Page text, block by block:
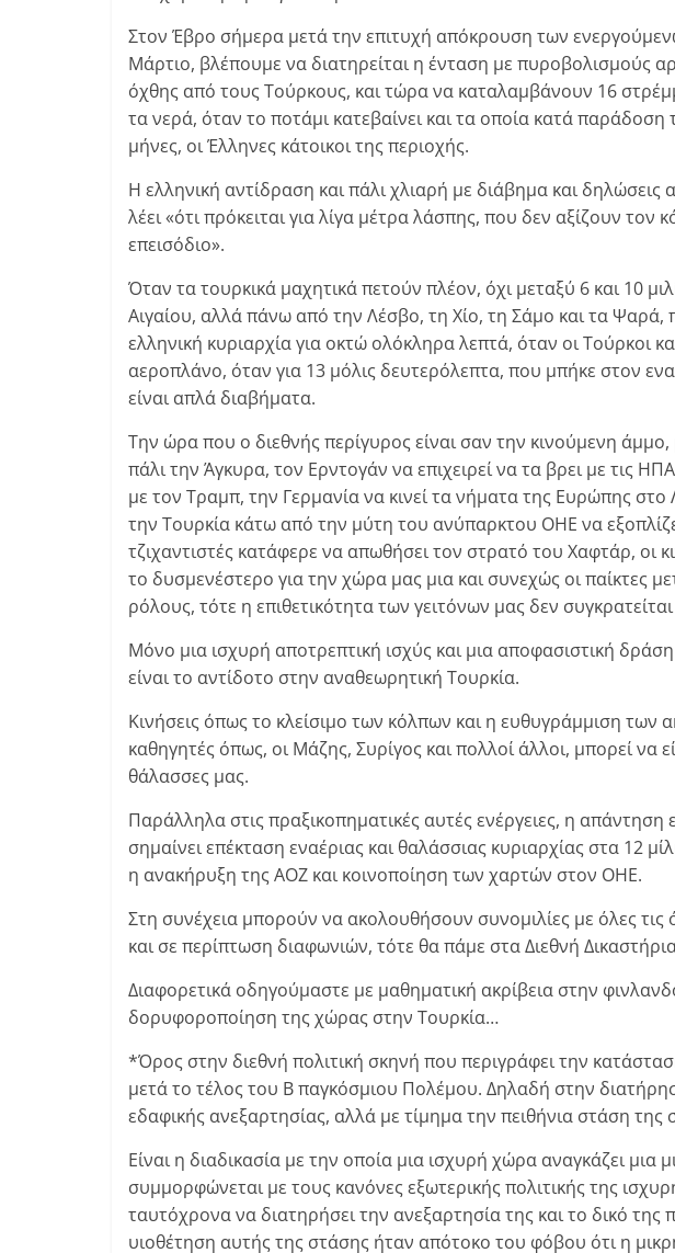
Στον Έβρο σήμερα μετά την επιτυχή απόκρουση των
Μάρτιο, βλέπουμε να διατηρείται η ένταση με πυροβολισμούς
όχθης από τους Τούρκους, και τώρα να καταλαμβάνουν 16
τα νερά, όταν το ποτάμι κατεβαίνει και τα οποία κατά παράδοση
μήνες, οι Έλληνες κάτοικοι της περιοχής.
Η ελληνική αντίδραση και πάλι χλιαρή με διάβημα και
λέει «ότι πρόκειται για λίγα μέτρα λάσπης, που δεν αξίζουν τον
επεισόδιο».
Όταν τα τουρκικά μαχητικά πετούν πλέον, όχι μεταξύ 6 και 10
Αιγαίου, αλλά πάνω από την Λέσβο, τη Χίο, τη Σάμο και τα
ελληνική κυριαρχία για οκτώ ολόκληρα λεπτά, όταν οι Τούρκοι
αεροπλάνο, όταν για 13 μόλις δευτερόλεπτα, που μπήκε στον
είναι απλά διαβήματα.
Την ώρα που ο διεθνής περίγυρος είναι σαν την κινούμενη άμμο,
πάλι την Άγκυρα, τον Ερντογάν να επιχειρεί να τα βρει με τις
με τον Τραμπ, την Γερμανία να κινεί τα νήματα της Ευρώπης
την Τουρκία κάτω από την μύτη του ανύπαρκτου ΟΗΕ να
τζιχαντιστές κατάφερε να απωθήσει τον στρατό του Χαφτάρ, οι
το δυσμενέστερο για την χώρα μας μια και συνεχώς οι παίκτες
ρόλους, τότε η επιθετικότητα των γειτόνων μας δεν
Μόνο μια ισχυρή αποτρεπτική ισχύς και μια αποφασιστική
είναι το αντίδοτο στην αναθεωρητική Τουρκία.
Κινήσεις όπως το κλείσιμο των κόλπων και η ευθυγράμμιση των
καθηγητές όπως, οι Μάζης, Συρίγος και πολλοί άλλοι, μπορεί να
θάλασσες μας.
Παράλληλα στις πραξικοπηματικές αυτές ενέργειες, η απάντηση
σημαίνει επέκταση εναέριας και θαλάσσιας κυριαρχίας στα 12
η ανακήρυξη της ΑΟΖ και κοινοποίηση των χαρτών στον ΟΗΕ.
Στη συνέχεια μπορούν να ακολουθήσουν συνομιλίες με όλες
και σε περίπτωση διαφωνιών, τότε θα πάμε στα Διεθνή
Διαφορετικά οδηγούμαστε με μαθηματική ακρίβεια στην
δορυφοροποίηση της χώρας στην Τουρκία…
*Όρος στην διεθνή πολιτική σκηνή που περιγράφει την
μετά το τέλος του Β παγκόσμιου Πολέμου. Δηλαδή στην
εδαφικής ανεξαρτησίας, αλλά με τίμημα την πειθήνια στάση της
Είναι η διαδικασία με την οποία μια ισχυρή χώρα αναγκάζει μια
συμμορφώνεται με τους κανόνες εξωτερικής πολιτικής της
ταυτόχρονα να διατηρήσει την ανεξαρτησία της και το δικό της
υιοθέτηση αυτής της στάσης ήταν απότοκο του φόβου ότι η